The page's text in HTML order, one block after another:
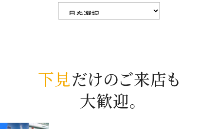
下見だけのご来店も
大歓迎。